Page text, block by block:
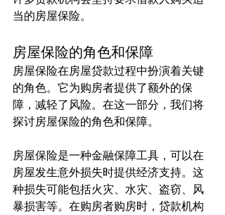
当的房屋保险。
房屋保险的角色和保障
房屋保险在房屋贷款过程中扮演着关键
的角色。它为购房者提供了额外的保
障，减轻了风险。在这一部分，我们将
探讨房屋保险的角色和保障。
房屋保险是一种金融保障工具，可以在
房屋发生意外损失时提供经济支持。这
种损失可能包括火灾、水灾、盗窃、风
暴损害等。在购房者购房时，贷款机构